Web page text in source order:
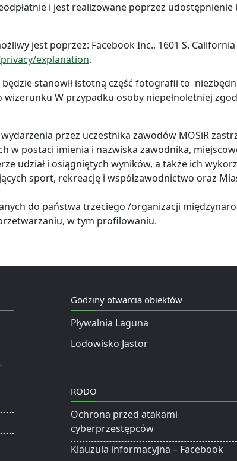
i jest realizowane poprzez udostępnienie
jest poprzez: Facebook Inc., 1601 S. California
explanation.
stanowił istotną część fotografii to
W przypadku osoby niepełnoletniej
przez uczestnika zawodów MOSiR
w postaci imienia i nazwiska zawodnika,
udział i osiągniętych wyników, a także ich
sport, rekreację i współzawodnictwo oraz
do państwa trzeciego /organizacji
w tym profilowaniu.
Godziny otwarcia obiektów
Pływalnia Laguna
Lodowisko Jastor
RODO
Ochrona przed atakami
cyberprzestępców
Klauzula informacyjna – Facebook